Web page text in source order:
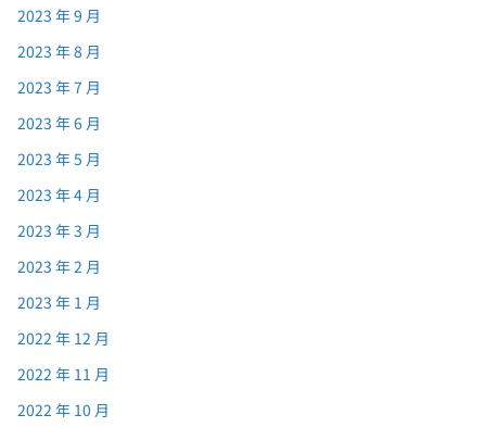
2023 年 9 月
2023 年 8 月
2023 年 7 月
2023 年 6 月
2023 年 5 月
2023 年 4 月
2023 年 3 月
2023 年 2 月
2023 年 1 月
2022 年 12 月
2022 年 11 月
2022 年 10 月